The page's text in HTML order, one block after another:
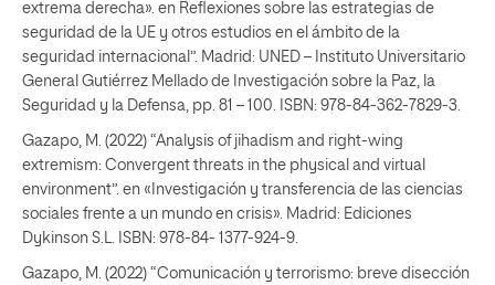
extrema derecha». en Reflexiones sobre las estrategias de
seguridad de la UE y otros estudios en el ámbito de la
seguridad internacional”. Madrid: UNED – Instituto Universitario
General Gutiérrez Mellado de Investigación sobre la Paz, la
Seguridad y la Defensa, pp. 81 – 100. ISBN: 978-84-362-7829-3.
Gazapo, M. (2022) “Analysis of jihadism and right-wing
extremism: Convergent threats in the physical and virtual
environment”. en «Investigación y transferencia de las ciencias
sociales frente a un mundo en crisis». Madrid: Ediciones
Dykinson S.L. ISBN: 978-84- 1377-924-9.
Gazapo, M. (2022) “Comunicación y terrorismo: breve disección